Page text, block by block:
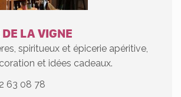
LA VIGNE
spiritueux et épicerie apéritive,
et idées cadeaux.
63 08 78